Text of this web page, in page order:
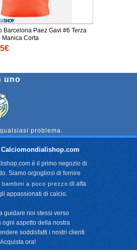
Barcelona Paez Gavi #6 Terza
Manica Corta
uno
problema.
è il primo negozio di
Siamo orgogliosi di fornire
bambini a poco prezzo di alta
appassionati di calcio.
guidare noi stessi verso
ogni aspetto della nostra
soddisfatti i nostri clienti
ora!